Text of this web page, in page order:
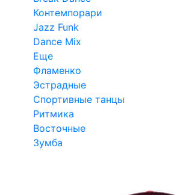
Контемпорари
Jazz Funk
Dance Mix
Еще
Фламенко
Эстрадные
Спортивные танцы
Ритмика
Восточные
Зумба